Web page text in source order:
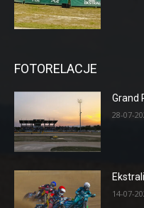
FOTORELACJE
Grand
28-07-
14-07-